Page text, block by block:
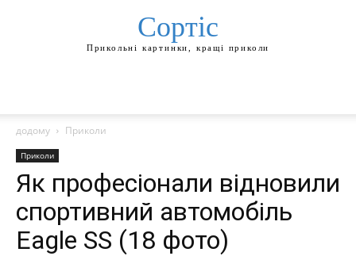
Сортіс
Прикольні картинки, кращі приколи
додому Приколи
Приколи
Як професіонали відновили
спортивний автомобіль
Eagle SS (18 фото)